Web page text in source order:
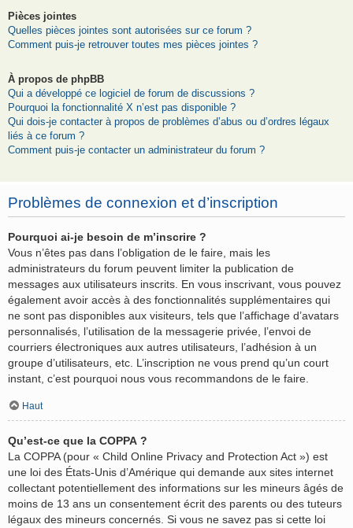
Pièces jointes
Quelles pièces jointes sont autorisées sur ce forum ?
Comment puis-je retrouver toutes mes pièces jointes ?
À propos de phpBB
Qui a développé ce logiciel de forum de discussions ?
Pourquoi la fonctionnalité X n’est pas disponible ?
Qui dois-je contacter à propos de problèmes d’abus ou d’ordres légaux
liés à ce forum ?
Comment puis-je contacter un administrateur du forum ?
Problèmes de connexion et d’inscription
Pourquoi ai-je besoin de m’inscrire ?
Vous n’êtes pas dans l’obligation de le faire, mais les
administrateurs du forum peuvent limiter la publication de
messages aux utilisateurs inscrits. En vous inscrivant, vous pouvez
également avoir accès à des fonctionnalités supplémentaires qui
ne sont pas disponibles aux visiteurs, tels que l’affichage d’avatars
personnalisés, l’utilisation de la messagerie privée, l’envoi de
courriers électroniques aux autres utilisateurs, l’adhésion à un
groupe d’utilisateurs, etc. L’inscription ne vous prend qu’un court
instant, c’est pourquoi nous vous recommandons de le faire.
Haut
Qu’est-ce que la COPPA ?
La COPPA (pour « Child Online Privacy and Protection Act ») est
une loi des États-Unis d’Amérique qui demande aux sites internet
collectant potentiellement des informations sur les mineurs âgés de
moins de 13 ans un consentement écrit des parents ou des tuteurs
légaux des mineurs concernés. Si vous ne savez pas si cette loi